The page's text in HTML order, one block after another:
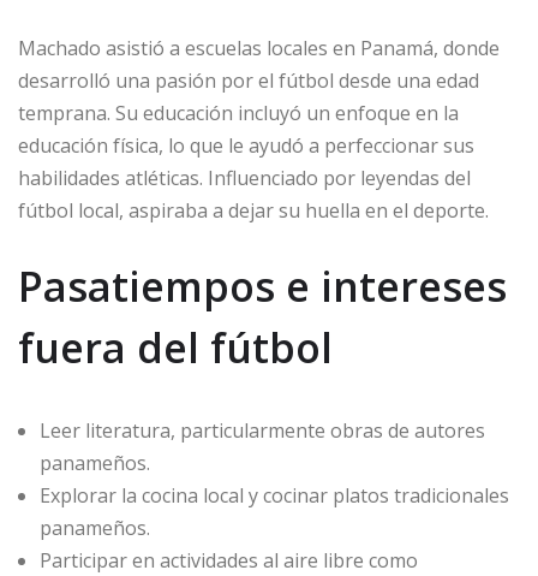
Machado asistió a escuelas locales en Panamá, donde
desarrolló una pasión por el fútbol desde una edad
temprana. Su educación incluyó un enfoque en la
educación física, lo que le ayudó a perfeccionar sus
habilidades atléticas. Influenciado por leyendas del
fútbol local, aspiraba a dejar su huella en el deporte.
Pasatiempos e intereses
fuera del fútbol
Leer literatura, particularmente obras de autores
panameños.
Explorar la cocina local y cocinar platos tradicionales
panameños.
Participar en actividades al aire libre como